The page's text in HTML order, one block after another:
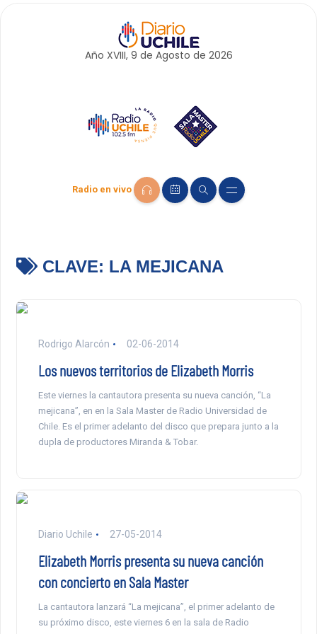
Año XVIII, 9 de Agosto de 2026
Radio en vivo
CLAVE: LA MEJICANA
Rodrigo Alarcón 02-06-2014
Los nuevos territorios de Elizabeth Morris
Este viernes la cantautora presenta su nueva canción, “La
mejicana”, en en la Sala Master de Radio Universidad de
Chile. Es el primer adelanto del disco que prepara junto a la
dupla de productores Miranda & Tobar.
Diario Uchile 27-05-2014
Elizabeth Morris presenta su nueva canción
con concierto en Sala Master
La cantautora lanzará “La mejicana”, el primer adelanto de
su próximo disco, este viernes 6 en la sala de Radio